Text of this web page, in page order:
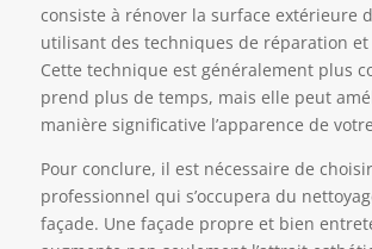
consiste à rénover la surface extérieure
utilisant des techniques de réparation
Cette technique est généralement plus
prend plus de temps, mais elle peut
manière significative l’apparence de
Pour conclure, il est nécessaire de
professionnel qui s’occupera du
façade. Une façade propre et bien